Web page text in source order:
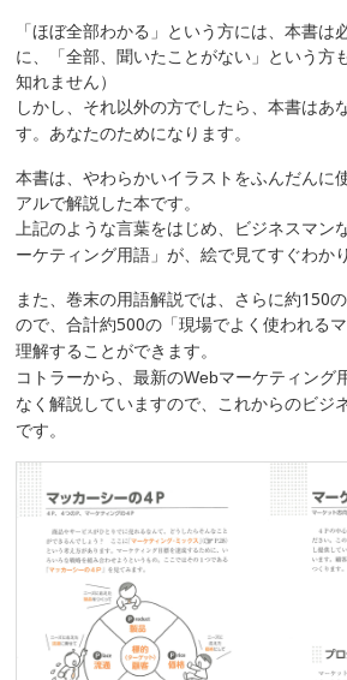
「ほぼ全部わかる」という方には、本書は
に、「全部、聞いたことがない」という方
知れません）
しかし、それ以外の方でしたら、本書はあ
す。あなたのためになります。
本書は、やわらかいイラストをふんだんに
アルで解説した本です。
上記のような言葉をはじめ、ビジネスマン
ーケティング用語」が、絵で見てすぐわか
また、巻末の用語解説では、さらに約150
ので、合計約500の 「現場でよく使われる
理解することができます。
コトラーから、最新のWebマーケティング
なく解説していますので、これからのビジ
です。